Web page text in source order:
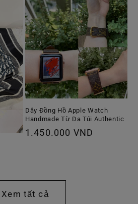
Dây Đồng Hồ Apple Watch
Handmade Từ Da Túi Authentic
Giá
1.450.000 VND
Xem tất cả